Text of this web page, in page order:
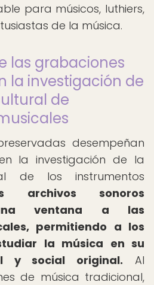
para músicos, luthiers,
de la música.
las grabaciones
la investigación de
de
desempeñan
la investigación de la
de los instrumentos
archivos sonoros
ventana a las
permitiendo a los
la música en su
y social original. Al
de música tradicional,